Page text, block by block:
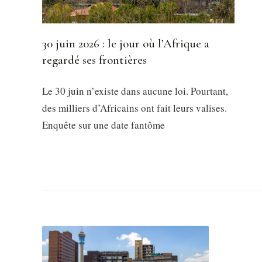
30 juin 2026 : le jour où l’Afrique a
regardé ses frontières
Le 30 juin n’existe dans aucune loi. Pourtant,
des milliers d’Africains ont fait leurs valises.
Enquête sur une date fantôme